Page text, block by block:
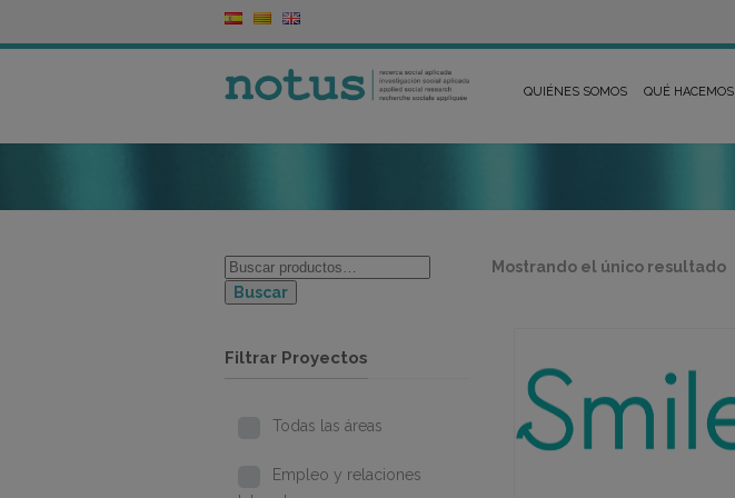
QUIÉNES SOMOS QUÉ HACEMOS
Mostrando el único resultado
Buscar
Filtrar Proyectos
Todas las áreas
Empleo y relaciones